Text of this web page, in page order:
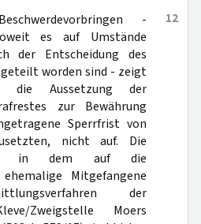
12
-
es auf Umstände
der Entscheidung des
worden sind - zeigt
die Aussetzung der
zur Bewährung
Sperrfrist von
nicht auf. Die
in dem auf die
Mitgefangene
der
Zweigstelle Moers